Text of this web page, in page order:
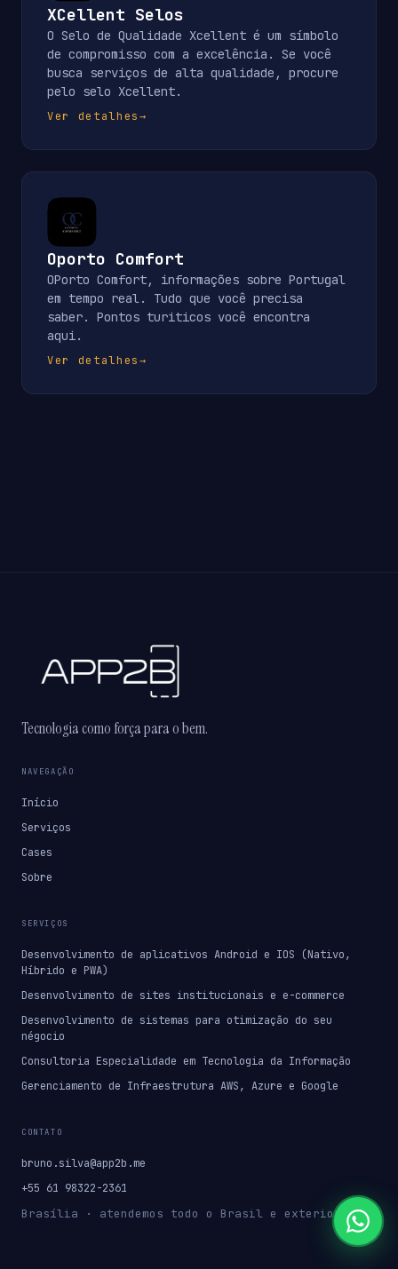
XCellent Selos
O Selo de Qualidade Xcellent é um símbolo
de compromisso com a excelência. Se você
busca serviços de alta qualidade, procure
pelo selo Xcellent.
Ver detalhes→
Oporto Comfort
OPorto Comfort, informações sobre Portugal
em tempo real. Tudo que você precisa
saber. Pontos turiticos você encontra
aqui.
Ver detalhes→
Tecnologia como força para o bem.
NAVEGAÇÃO
Início
Serviços
Cases
Sobre
SERVIÇOS
Desenvolvimento de aplicativos Android e IOS (Nativo,
Híbrido e PWA)
Desenvolvimento de sites institucionais e e-commerce
Desenvolvimento de sistemas para otimização do seu
négocio
Consultoria Especialidade em Tecnologia da Informação
Gerenciamento de Infraestrutura AWS, Azure e Google
CONTATO
bruno.silva@app2b.me
+55 61 98322-2361
Brasília · atendemos todo o Brasil e exterior